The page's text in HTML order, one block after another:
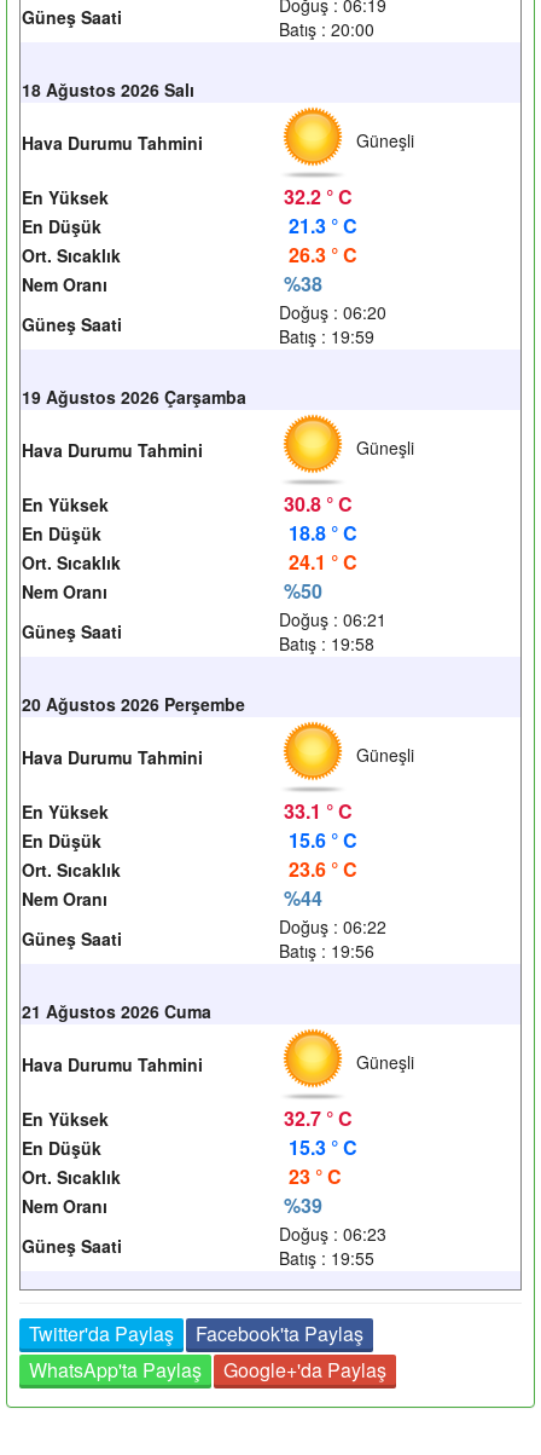
Güneş Saati
Batış : 20:00
18 Ağustos 2026 Salı
Hava Durumu Tahmini Güneşli
En Yüksek 32.2 ° C
En Düşük 21.3 ° C
Ort. Sıcaklık 26.3 ° C
Nem Oranı %38
Güneş Saati
Doğuş : 06:20
Batış : 19:59
19 Ağustos 2026 Çarşamba
Hava Durumu Tahmini Güneşli
En Yüksek 30.8 ° C
En Düşük 18.8 ° C
Ort. Sıcaklık 24.1 ° C
Nem Oranı %50
Güneş Saati
Doğuş : 06:21
Batış : 19:58
20 Ağustos 2026 Perşembe
Hava Durumu Tahmini Güneşli
En Yüksek 33.1 ° C
En Düşük 15.6 ° C
Ort. Sıcaklık 23.6 ° C
Nem Oranı %44
Güneş Saati
Doğuş : 06:22
Batış : 19:56
21 Ağustos 2026 Cuma
Hava Durumu Tahmini Güneşli
En Yüksek 32.7 ° C
En Düşük 15.3 ° C
Ort. Sıcaklık 23 ° C
Nem Oranı %39
Güneş Saati
Doğuş : 06:23
Batış : 19:55
Twitter'da Paylaş
Facebook'ta Paylaş
WhatsApp'ta Paylaş
Google+'da Paylaş